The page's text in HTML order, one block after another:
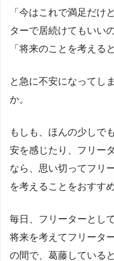
「今はこれで満足だけ
ターで居続けてもいい
「将来のことを考える
と急に不安になってし
か。
もしも、ほんの少しで
安を感じたり、フリー
なら、思い切ってフリ
を考えることをおすす
毎日、フリーターとし
将来を考えてフリータ
の間で、葛藤している